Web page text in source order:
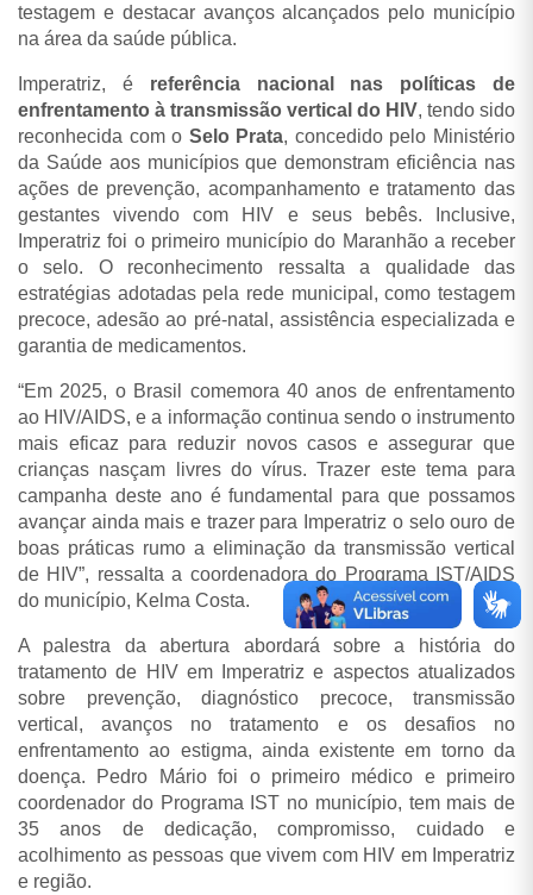
testagem e destacar avanços alcançados pelo município
na área da saúde pública.
Imperatriz, é referência nacional nas políticas de
enfrentamento à transmissão vertical do HIV, tendo sido
reconhecida com o Selo Prata, concedido pelo Ministério
da Saúde aos municípios que demonstram eficiência nas
ações de prevenção, acompanhamento e tratamento das
gestantes vivendo com HIV e seus bebês. Inclusive,
Imperatriz foi o primeiro município do Maranhão a receber
o selo. O reconhecimento ressalta a qualidade das
estratégias adotadas pela rede municipal, como testagem
precoce, adesão ao pré-natal, assistência especializada e
garantia de medicamentos.
“Em 2025, o Brasil comemora 40 anos de enfrentamento
ao HIV/AIDS, e a informação continua sendo o instrumento
mais eficaz para reduzir novos casos e assegurar que
crianças nasçam livres do vírus. Trazer este tema para
campanha deste ano é fundamental para que possamos
avançar ainda mais e trazer para Imperatriz o selo ouro de
boas práticas rumo a eliminação da transmissão vertical
de HIV”, ressalta a coordenadora do Programa IST/AIDS
do município, Kelma Costa.
A palestra da abertura abordará sobre a história do
tratamento de HIV em Imperatriz e aspectos atualizados
sobre prevenção, diagnóstico precoce, transmissão
vertical, avanços no tratamento e os desafios no
enfrentamento ao estigma, ainda existente em torno da
doença. Pedro Mário foi o primeiro médico e primeiro
coordenador do Programa IST no município, tem mais de
35 anos de dedicação, compromisso, cuidado e
acolhimento as pessoas que vivem com HIV em Imperatriz
e região.